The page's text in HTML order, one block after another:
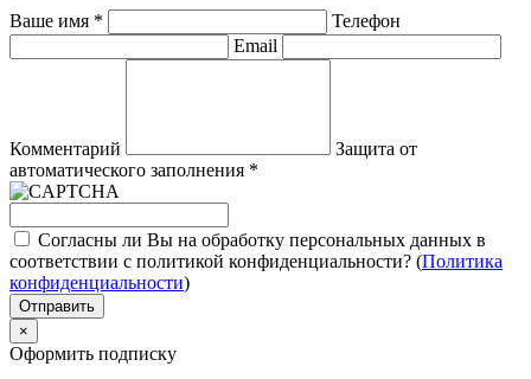
Ваше имя *
Телефон
Email
Комментарий
Защита от
автоматического заполнения *
Согласны ли Вы на обработку персональных данных в
соответствии с политикой конфиденциальности? (Политика
конфиденциальности)
Отправить
×
Оформить подписку